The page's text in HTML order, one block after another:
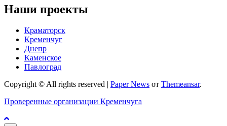
Наши проекты
Краматорск
Кременчуг
Днепр
Каменское
Павлоград
Copyright © All rights reserved
Paper News от Themeansar.
Проверенные организации Кременчуга